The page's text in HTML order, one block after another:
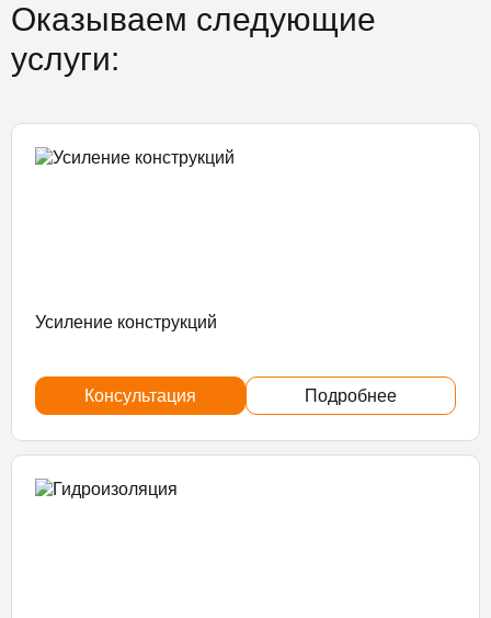
Оказываем следующие
услуги:
Усиление конструкций
Консультация Подробнее